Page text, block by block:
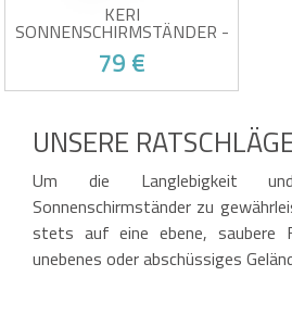
KERI
SONNENSCHIRMSTÄNDER -
SET MIT 4 SCHWARZEN
KUNSTSTOFF-
BESCHWERUNGSKISSEN
79 €
Passend für Sonnenschirme
der Größen 2,5 x 2,5 m und 3
Farbe: Schwarz
Robustes Material:
Kunststoff
Opfer seines eigenen Erfolgs!
UNSERE
Um die Langlebigkeit
Sonnenschirmständer zu
stets auf eine ebene, saubere
unebenes oder abschüssiges